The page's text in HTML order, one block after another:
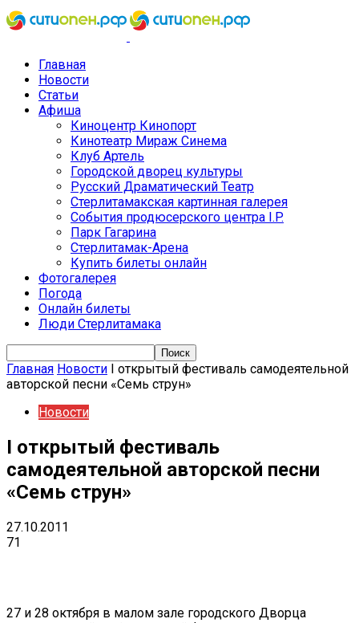
Главная
Новости
Статьи
Афиша
Киноцентр Кинопорт
Кинотеатр Мираж Синема
Клуб Артель
Городской дворец культуры
Русский Драматический Театр
Стерлитамакская картинная галерея
События продюсерского центра I.P.
Парк Гагарина
Стерлитамак-Арена
Купить билеты онлайн
Фотогалерея
Погода
Онлайн билеты
Люди Стерлитамака
Главная Новости I открытый фестиваль самодеятельной
авторской песни «Семь струн»
Новости
I открытый фестиваль
самодеятельной авторской песни
«Семь струн»
27.10.2011
71
27 и 28 октября в малом зале городского Дворца